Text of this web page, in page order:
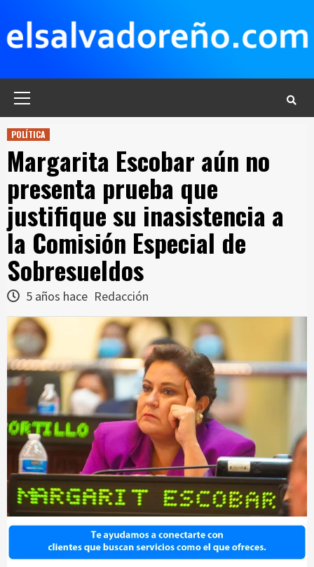
contenido
POLÍTICA
Margarita Escobar aún no
presenta prueba que
justifique su inasistencia a
la Comisión Especial de
Sobresueldos
5 años hace Redacción